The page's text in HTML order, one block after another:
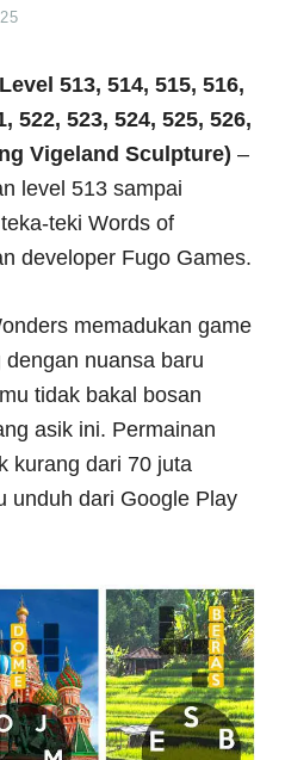
513, 514, 515, 516,
522, 523, 524, 525, 526,
Vigeland Sculpture) –
level 513 sampai
teki Words of
developer Fugo Games.
memadukan game
nuansa baru
tidak bakal bosan
asik ini. Permainan
kurang dari 70 juta
unduh dari Google Play